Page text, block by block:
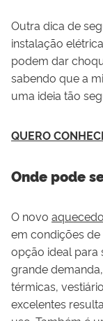
Outra dica de
instalação
podem dar
sabendo que a
uma ideia tão
QUERO
Onde pode
O novo
em condições
opção ideal para
grande
térmicas,
excelentes